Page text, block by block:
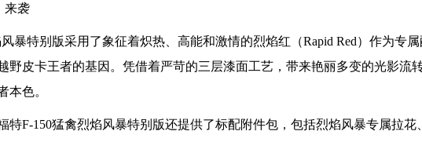
暴特别版采用了象征着炽热、高能和激情的烈焰红（Rapid Red）作为专
野皮卡王者的基因。凭借着严苛的三层漆面工艺，带来艳丽多变的光影流
本色。
特F-150猛禽烈焰风暴特别版还提供了标配附件包，包括烈焰风暴专属拉花